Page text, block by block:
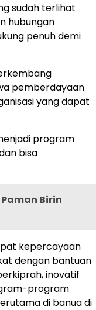
sudah terlihat
hubungan
penuh demi
pemberdayaan
yang dapat
program
bisa
Birin
kepercayaan
dengan bantuan
inovatif
program
di banua di